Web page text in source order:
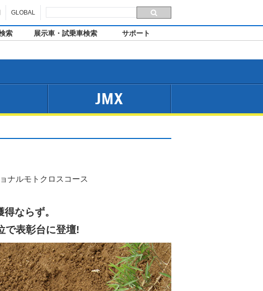
GLOBAL
索 展示車・試乗車検索 サポート
JMX
ナルモトクロスコース
ならず。
で表彰台に登壇!